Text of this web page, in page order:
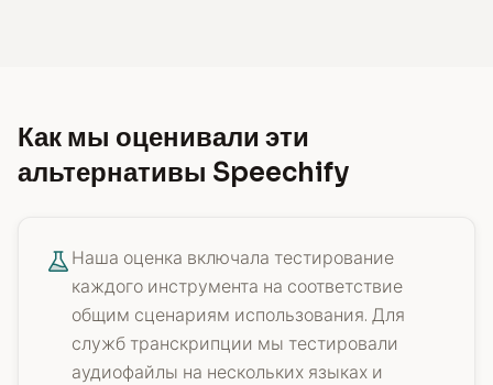
Как мы оценивали эти
альтернативы Speechify
Наша оценка включала тестирование
каждого инструмента на соответствие
общим сценариям использования. Для
служб транскрипции мы тестировали
аудиофайлы на нескольких языках и